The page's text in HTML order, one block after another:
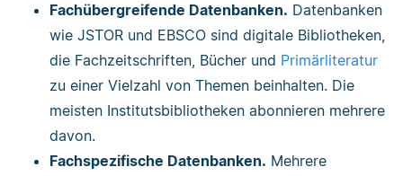
Fachübergreifende Datenbanken. Datenbanken
wie JSTOR und EBSCO sind digitale Bibliotheken,
die Fachzeitschriften, Bücher und Primärliteratur
zu einer Vielzahl von Themen beinhalten. Die
meisten Institutsbibliotheken abonnieren mehrere
davon.
Fachspezifische Datenbanken. Mehrere